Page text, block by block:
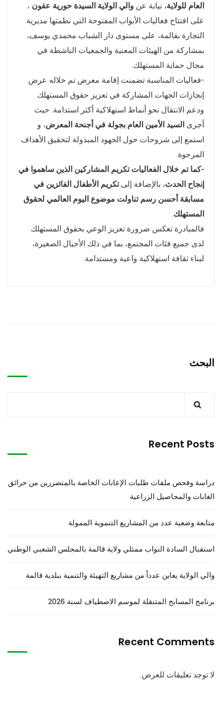
العام للولاية، نيابة عن والي الولاية السيدة حورية عقون ،
على افتتاح فعاليات الأبواب المفتوحة التي نظمتها مديرية
التجارة بقالمة، على مستوى دار الشباب محمدي يوسف،
بمشاركة من الهيئات المعنية والجمعيات الناشطة في
مجال حماية المستهلك.
-فعاليات المناسبة تضمنت إقامة معرض تم خلاله عرض
إنجازات الجهات المشاركة في تعزيز حقوق المستهلك
ودعم الانتقال نحو أنماط استهلاكية أكثر استدامة. حيث
أجرى السيد الأمين العام بجولة في أجنحة المعرض، و
استمع إلى شروحات حول الجهود المبذولة لتحقيق الأهداف
المرجوة.
-كما تم خلال الفعاليات تكريم المشاركين الذين ساهموا في
إنجاح الحدث، بالإضافة إلىتكريم الأطفال الفائزين في
مسابقة أحسن رسم تناولت موضوع اليوم العالمي لحقوق
المستهلك.
فالمبادرة تعكس ضرورة تعزيز الوعي بحقوق المستهلك
لدى جميع فئات المجتمع، بما في ذلك الأجيال الصغيرة،
لبناء ثقافة استهلاكية واعية ومستدامة.
البحث
Recent Posts
دراسة وفحص ملفات طلبات الإعانات الخاصة بالمتضررين من حرائق
الغابات والمحاصيل الزراعية
متابعة وضعية عدد من المشاريع التنموية الممولة
استقبال السادة النواب ممثلي ولاية قالمة بالمجلس الشعبي الوطني
والي الولاية يعاين عدداً من مشاريع التهيئة والتنمية ببلدية قالمة
برنامج المسابح المتنقلة لموسم الاصطياف لسنة 2026
Recent Comments
لا توجد تعليقات للعرض.